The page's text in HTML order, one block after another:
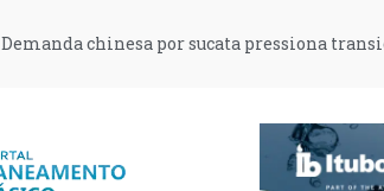
Demanda chinesa por sucata pressiona